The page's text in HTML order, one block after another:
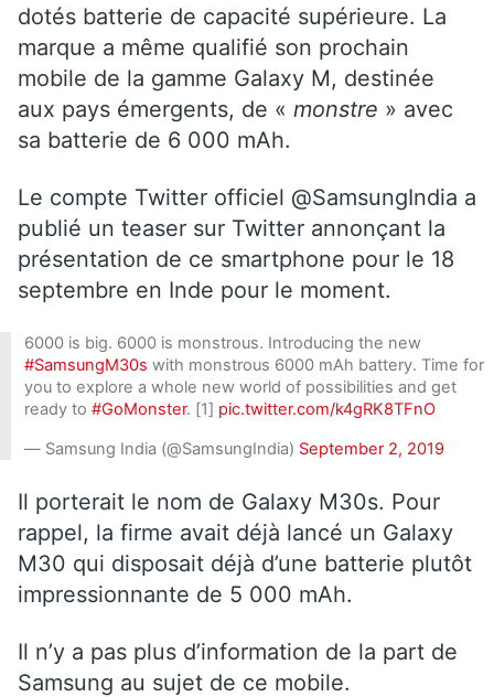
dotés batterie de capacité supérieure. La
marque a même qualifié son prochain
mobile de la gamme Galaxy M, destinée
aux pays émergents, de « monstre » avec
sa batterie de 6 000 mAh.
Le compte Twitter officiel @SamsungIndia a
publié un teaser sur Twitter annonçant la
présentation de ce smartphone pour le 18
septembre en Inde pour le moment.
6000 is big. 6000 is monstrous. Introducing the new
#SamsungM30s with monstrous 6000 mAh battery. Time for
you to explore a whole new world of possibilities and get
ready to #GoMonster. [1] pic.twitter.com/k4gRK8TFnO
— Samsung India (@SamsungIndia) September 2, 2019
Il porterait le nom de Galaxy M30s. Pour
rappel, la firme avait déjà lancé un Galaxy
M30 qui disposait déjà d’une batterie plutôt
impressionnante de 5 000 mAh.
Il n’y a pas plus d’information de la part de
Samsung au sujet de ce mobile.